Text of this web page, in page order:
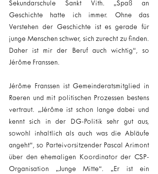
Sekundarschule Sankt Vith. „Spaß an
Geschichte hatte ich immer. Ohne das
Verstehen der Geschichte ist es gerade für
junge Menschen schwer, sich zurecht zu finden.
Daher ist mir der Beruf auch wichtig“, so
Jérôme Franssen.
Jérôme Franssen ist Gemeinderatsmitglied in
Raeren und mit politischen Prozessen bestens
vertraut. „Jérôme ist schon lange dabei und
kennt sich in der DG-Politik sehr gut aus,
sowohl inhaltlich als auch was die Abläufe
angeht“, so Parteivorsitzender Pascal Arimont
über den ehemaligen Koordinator der CSP-
Organisation „Junge Mitte“. „Er ist ein